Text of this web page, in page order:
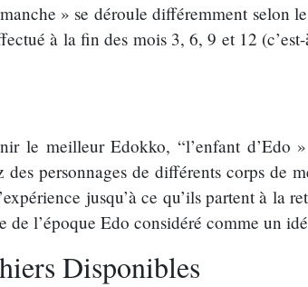
» se déroule différemment selon
à la fin des mois 3, 6, 9 et 12
le meilleur Edokko, “l’enfant d’Edo
personnages de différents corps de
jusqu’à ce qu’ils partent à la
de l’époque Edo considéré comme un
Disponibles